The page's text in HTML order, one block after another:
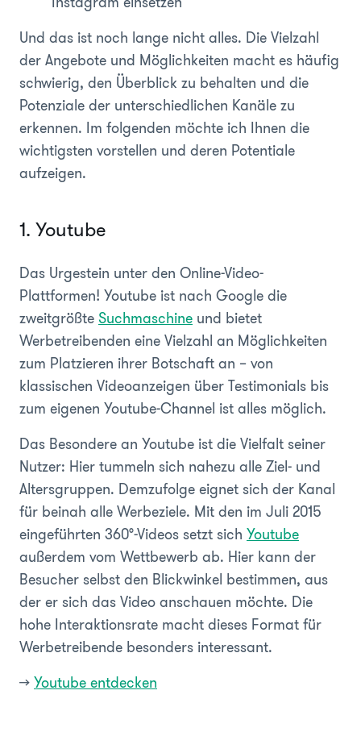
Und das ist noch lange nicht alles. Die Vielzahl
der Angebote und Möglichkeiten macht es häufig
schwierig, den Überblick zu behalten und die
Potenziale der unterschiedlichen Kanäle zu
erkennen. Im folgenden möchte ich Ihnen die
wichtigsten vorstellen und deren Potentiale
aufzeigen.
1. Youtube
Das Urgestein unter den Online-Video-
Plattformen! Youtube ist nach Google die
zweitgrößte Suchmaschine und bietet
Werbetreibenden eine Vielzahl an Möglichkeiten
zum Platzieren ihrer Botschaft an – von
klassischen Videoanzeigen über Testimonials bis
zum eigenen Youtube-Channel ist alles möglich.
Das Besondere an Youtube ist die Vielfalt seiner
Nutzer: Hier tummeln sich nahezu alle Ziel- und
Altersgruppen. Demzufolge eignet sich der Kanal
für beinah alle Werbeziele. Mit den im Juli 2015
eingeführten 360°-Videos setzt sich Youtube
außerdem vom Wettbewerb ab. Hier kann der
Besucher selbst den Blickwinkel bestimmen, aus
der er sich das Video anschauen möchte. Die
hohe Interaktionsrate macht dieses Format für
Werbetreibende besonders interessant.
>>Youtube entdecken